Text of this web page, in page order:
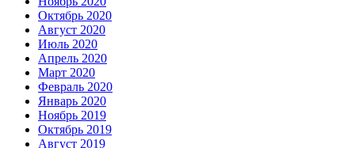
Октябрь 2020
Август 2020
Июль 2020
Апрель 2020
Март 2020
Февраль 2020
Январь 2020
Ноябрь 2019
Октябрь 2019
Август 2019